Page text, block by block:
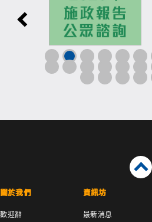
關於我們
歡迎辭
資訊坊
最新消息